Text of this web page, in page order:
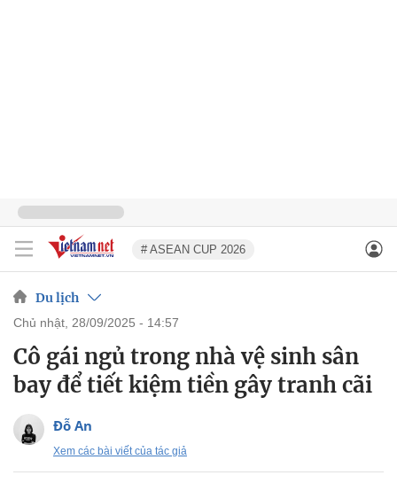
# ASEAN CUP 2026
Du lịch
chủ nhật, 28/09/2025 - 14:57
Cô gái ngủ trong nhà vệ sinh sân
bay để tiết kiệm tiền gây tranh cãi
Đỗ An
Xem các bài viết của tác giả